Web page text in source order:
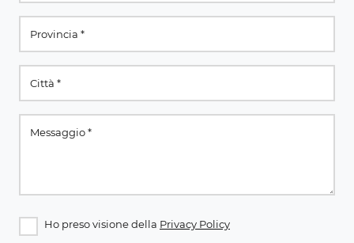
Ho preso visione della Privacy Policy